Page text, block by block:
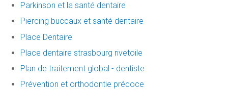
Parkinson et la santé dentaire
Piercing buccaux et santé dentaire
Place Dentaire
Place dentaire strasbourg rivetoile
Plan de traitement global - dentiste
Prévention et orthodontie précoce